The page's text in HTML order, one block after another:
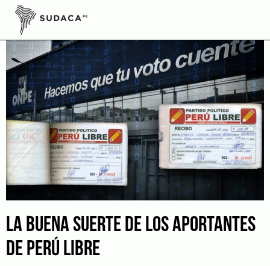
Skip
content
LA BUENA SUERTE DE LOS APORTANTES
DE PERÚ LIBRE